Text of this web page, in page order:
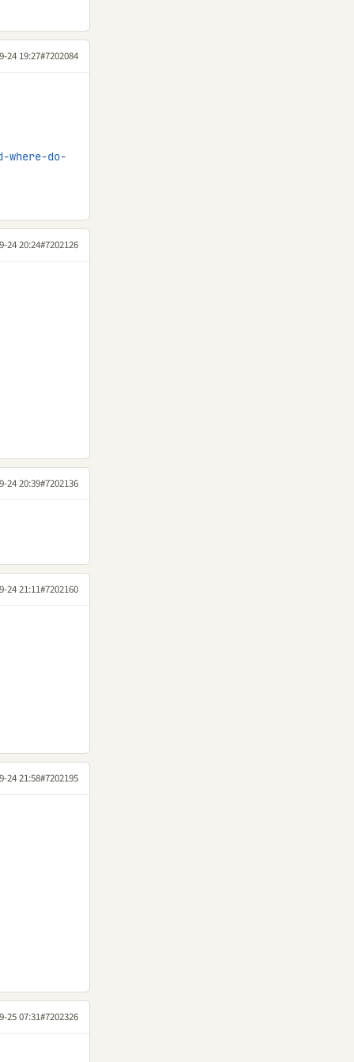
24 19:27#7202084
where-do-
24 20:24#7202126
24 20:39#7202136
24 21:11#7202160
24 21:58#7202195
25 07:31#7202326